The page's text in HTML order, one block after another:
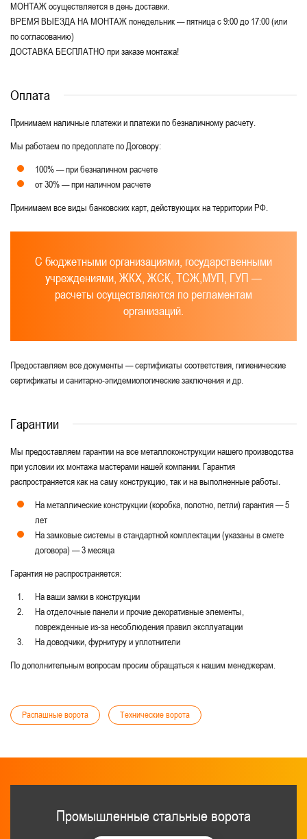
МОНТАЖ осуществляется в день доставки.
ВРЕМЯ ВЫЕЗДА НА МОНТАЖ понедельник — пятница с 9:00 до 17:00 (или
по согласованию)
ДОСТАВКА БЕСПЛАТНО при заказе монтажа!
Оплата
Принимаем наличные платежи и платежи по безналичному расчету.
Мы работаем по предоплате по Договору:
100% — при безналичном расчете
от 30% — при наличном расчете
Принимаем все виды банковских карт, действующих на территории РФ.
С бюджетными организациями, государственными
учреждениями, ЖКХ, ЖСК, ТСЖ,МУП, ГУП —
расчеты осуществляются по регламентам
организаций.
Предоставляем все документы — сертификаты соответствия, гигиенические
сертификаты и санитарно-эпидемиологические заключения и др.
Гарантии
Мы предоставляем гарантии на все металлоконструкции нашего производства
при условии их монтажа мастерами нашей компании. Гарантия
распространяется как на саму конструкцию, так и на выполненные работы.
На металлические конструкции (коробка, полотно, петли) гарантия — 5
лет
На замковые системы в стандартной комплектации (указаны в смете
договора) — 3 месяца
Гарантия не распространяется:
На ваши замки в конструкции
На отделочные панели и прочие декоративные элементы,
поврежденные из-за несоблюдения правил эксплуатации
На доводчики, фурнитуру и уплотнители
По дополнительным вопросам просим обращаться к нашим менеджерам.
Распашные ворота Технические ворота
Промышленные стальные ворота